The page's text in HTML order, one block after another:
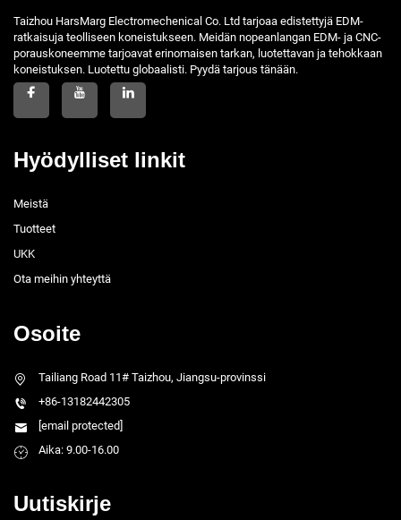
Taizhou HarsMarg Electromechenical Co. Ltd tarjoaa edistettyjä EDM-
ratkaisuja teolliseen koneistukseen. Meidän nopeanlangan EDM- ja CNC-
porauskoneemme tarjoavat erinomaisen tarkan, luotettavan ja tehokkaan
koneistuksen. Luotettu globaalisti. Pyydä tarjous tänään.
Hyödylliset linkit
Meistä
Tuotteet
UKK
Ota meihin yhteyttä
Osoite
Tailiang Road 11# Taizhou, Jiangsu-provinssi
+86-13182442305
[email protected]
Aika: 9.00-16.00
Uutiskirje